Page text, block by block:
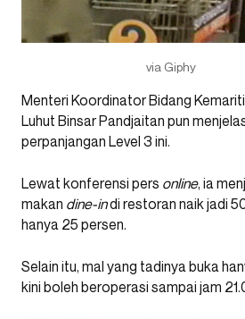
via Giphy
Menteri Koordinator Bidang
Luhut Binsar Pandjaitan pun
perpanjangan Level 3 ini.
Lewat konferensi pers online, ia
makan dine-indi restoran naik jadi
hanya 25 persen.
Selain itu, mal yang tadinya buka
kini boleh beroperasi sampai jam